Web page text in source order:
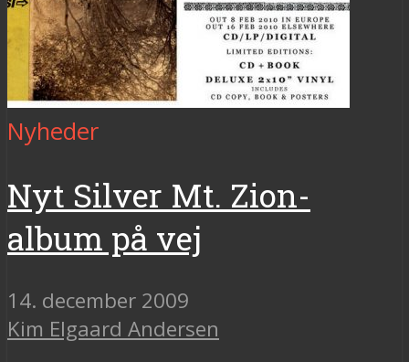
Nyheder
Nyt Silver Mt. Zion-
album på vej
14. december 2009
Kim Elgaard Andersen